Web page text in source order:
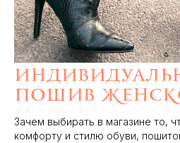
пошив
Зачем выбирать в магазине то,
комфорту и стилю обуви,